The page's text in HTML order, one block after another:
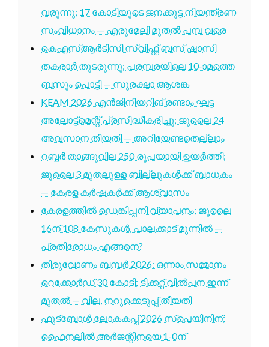
വരുന്നു; 17 കോടിയുടെ ജനക്കൂട്ട നിയന്ത്രണ
സംവിധാനം — എരുമേലി മുതൽ പമ്പ വരെ
കെഎസ്ആർടിസി സ്വിഫ്റ്റ് ബസ് ഷാസി
തകരാർ തുടരുന്നു; പരമ്പരയിലെ 10-ാമത്തെ
ബസും പൊട്ടി — സുരക്ഷാ ആശങ്ക
KEAM 2026 എൻജിനീയറിങ് രണ്ടാം ഘട്ട
അലോട്ട്മെന്റ് പ്രസിദ്ധീകരിച്ചു; ജൂലൈ 24
അവസാന തീയതി — അറിയേണ്ടതെല്ലാം
റബ്ബർ താങ്ങുവില 250 രൂപയായി ഉയർത്തി;
ജൂലൈ 3 മുതലുള്ള ബില്ലുകൾക്ക് ബാധകം
— കേരള കർഷകർക്ക് ആശ്വാസം
കേരളത്തിൽ ഡെങ്കിപ്പനി വ്യാപനം; ജൂലൈ
16ന് 108 കേസുകൾ, പാലക്കാട് മുന്നിൽ —
പ്രതിരോധം എങ്ങനെ?
തിരുവോണം ബമ്പർ 2026: ഒന്നാം സമ്മാനം
റെക്കോർഡ് 30 കോടി; ടിക്കറ്റ് വിൽപന ഇന്ന്
മുതൽ — വില, നറുക്കെടുപ്പ് തീയതി
ഫുട്ബോൾ ലോകകപ്പ് 2026 സ്പെയിനിന്;
ഫൈനലിൽ അർജന്റീനയെ 1-0ന്